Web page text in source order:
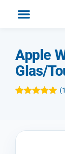
Apple
Glas/
(